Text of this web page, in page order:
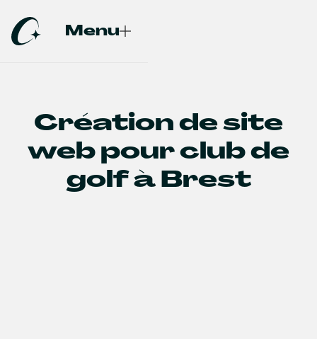
Menu
Création de site
web pour club de
golf à Brest